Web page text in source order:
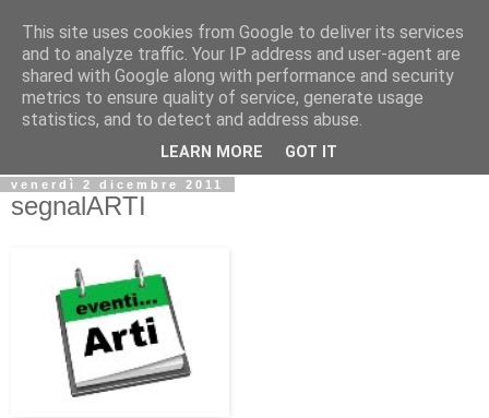
Biblio@rti in
Il Blog della Biblioteca di Area delle arti per condividere
informazioni iniziative incontri
venerdì 2 dicembre 2011
segnalARTI
This site uses cookies from Google to deliver its services
and to analyze traffic. Your IP address and user-agent are
shared with Google along with performance and security
metrics to ensure quality of service, generate usage
statistics, and to detect and address abuse.
LEARN MORE GOT IT